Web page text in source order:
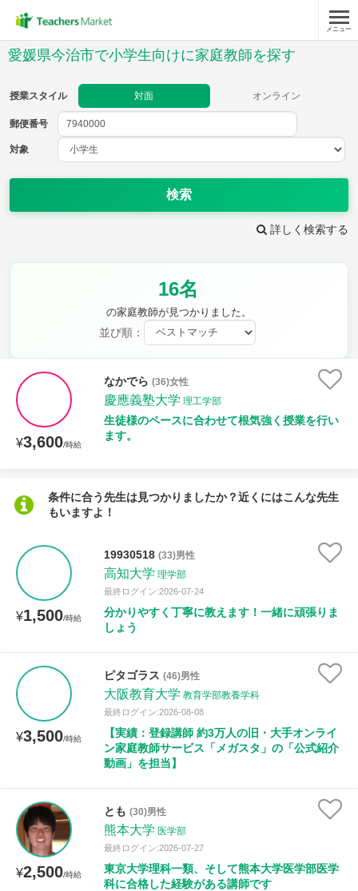
メニュー
愛媛県今治市で小学生向けに家庭教師を探す
授業スタイル 対面 オンライン
郵便番号
対象
検索
詳しく検索する
16名
の家庭教師が見つかりました。
並び順：
¥3,600/時給
なかでら (36)女性
慶應義塾大学 理工学部
生徒様のペースに合わせて根気強く授業を行い
ます。
条件に合う先生は見つかりましたか？近くにはこんな先生
もいますよ！
¥1,500/時給
19930518 (33)男性
高知大学 理学部
最終ログイン:2026-07-24
分かりやすく丁寧に教えます！一緒に頑張りま
しょう
¥3,500/時給
ピタゴラス (46)男性
大阪教育大学 教育学部教養学科
最終ログイン:2026-08-08
【実績：登録講師 約3万人の旧・大手オンライ
ン家庭教師サービス「メガスタ」の「公式紹介
動画」を担当】
¥2,500/時給
とも (30)男性
熊本大学 医学部
最終ログイン:2026-07-27
東京大学理科一類、そして熊本大学医学部医学
科に合格した経験がある講師です
郵便番号
教科
理科
保健・体育 図画工作 書写
時給：¥1,000 ～ ¥10,000
授業可能日
土曜日 日曜日
所属大学
距離：15km以内
年齢：18-101歳